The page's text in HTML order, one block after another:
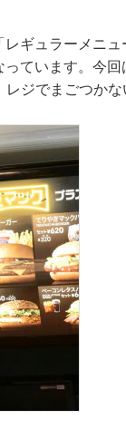
ギュラーメニュ
ています。今回
ジでまごつか